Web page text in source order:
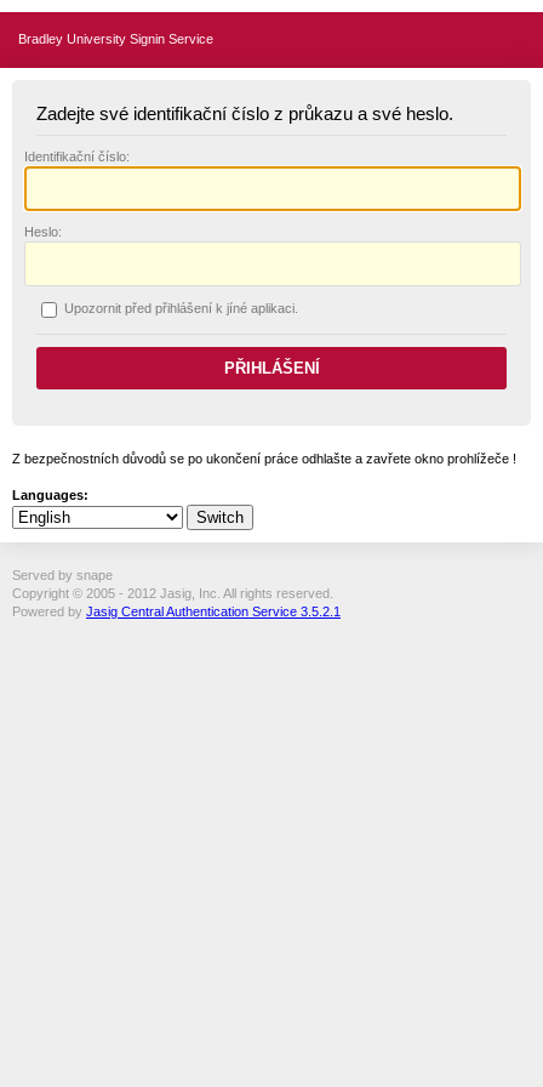
Bradley University Signin Service
Zadejte své identifikační číslo z průkazu a své heslo.
Identifikační číslo:
Heslo:
Upozornit před přihlášení k jíné aplikaci.
Z bezpečnostních důvodů se po ukončení práce odhlašte a zavřete okno prohlížeče !
Languages:
Served by snape
Copyright © 2005 - 2012 Jasig, Inc. All rights reserved.
Powered by Jasig Central Authentication Service 3.5.2.1